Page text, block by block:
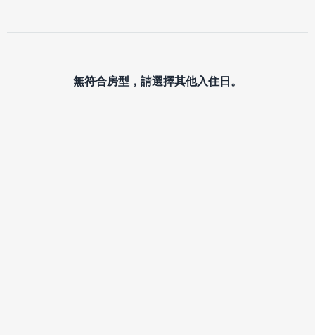
無符合房型，請選擇其他入住日。